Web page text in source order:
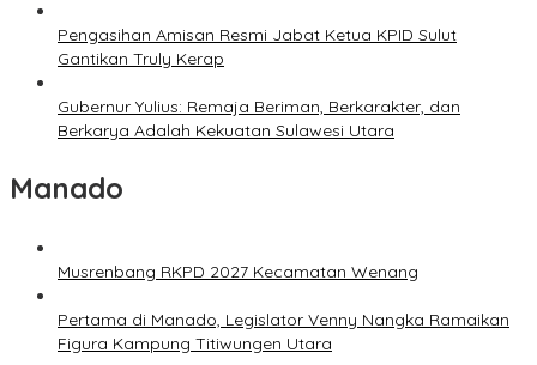
Pengasihan Amisan Resmi Jabat Ketua KPID Sulut
Gantikan Truly Kerap
Gubernur Yulius: Remaja Beriman, Berkarakter, dan
Berkarya Adalah Kekuatan Sulawesi Utara
Manado
Musrenbang RKPD 2027 Kecamatan Wenang
Pertama di Manado, Legislator Venny Nangka Ramaikan
Figura Kampung Titiwungen Utara